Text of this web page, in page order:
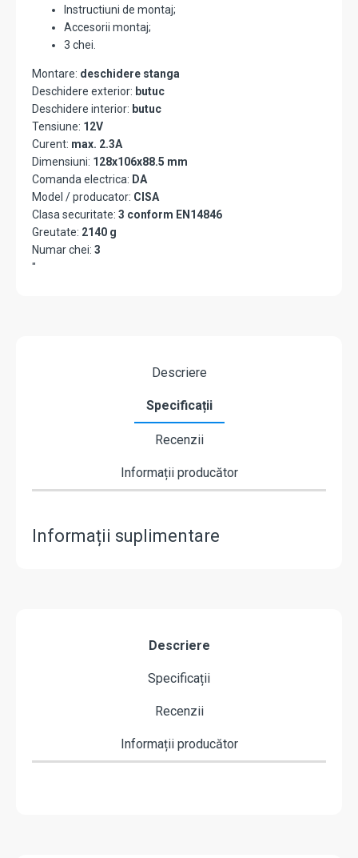
Instructiuni de montaj;
Accesorii montaj;
3 chei.
Montare: deschidere stanga
Deschidere exterior: butuc
Deschidere interior: butuc
Tensiune: 12V
Curent: max. 2.3A
Dimensiuni: 128x106x88.5 mm
Comanda electrica: DA
Model / producator: CISA
Clasa securitate: 3 conform EN14846
Greutate: 2140 g
Numar chei: 3
"
Descriere
Specificații
Recenzii
Informații producător
Informații suplimentare
Descriere
Specificații
Recenzii
Informații producător